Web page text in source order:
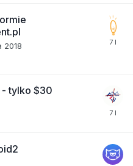
2018
- tylko $30